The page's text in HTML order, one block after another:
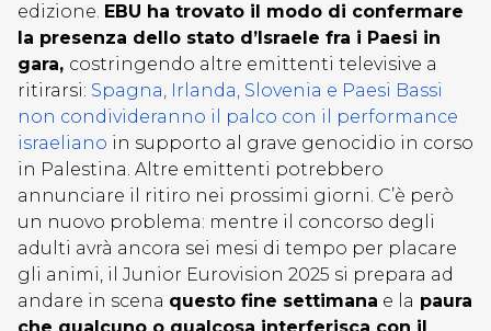
edizione. EBU ha trovato il modo di confermare
la presenza dello stato d’Israele fra i Paesi in
gara, costringendo altre emittenti televisive a
ritirarsi: Spagna, Irlanda, Slovenia e Paesi Bassi
non condivideranno il palco con il performance
israeliano in supporto al grave genocidio in corso
in Palestina. Altre emittenti potrebbero
annunciare il ritiro nei prossimi giorni. C’è però
un nuovo problema: mentre il concorso degli
adulti avrà ancora sei mesi di tempo per placare
gli animi, il Junior Eurovision 2025 si prepara ad
andare in scena questo fine settimana e la paura